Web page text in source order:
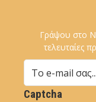
Γράψου στο
τελευταίες
Captcha